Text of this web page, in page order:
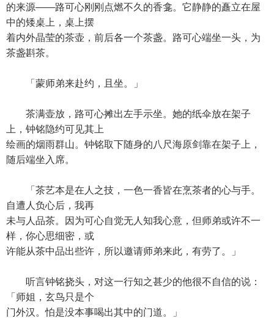
的来源——路可心刚刚点燃不久的香龛。它静静的矗立在屋
中的矮桌上，桌上摆
着内外晶莹的茶壶，前后各一个茶盏。路可心端坐一头，为
茶盏斟茶。
「蒙师弟来赴约，且坐。」
茶满壶放，路可心摊出左手示坐。她的纸伞放在架子
上，钟铭隐约可见其上
绘画的烟雨群山。钟铭取下随身的八尺海原剑靠在架子上，
随后端坐入席。
「茶艺本是在人之技，一色一香皆在烹茶者的心与手。
自遭人负心后，我再
未与人品茶。因为可心自觉无人知我心意，但师弟或许不一
样，你心思细密，或
许能从茶中品出些许，所以邀请师弟来此，有劳了。」
听言钟铭挠头，对这一行知之甚少的他很不自信的说：
「师姐，玄鸟只是个
门外汉。怕是没本事喝出其中的门道。」